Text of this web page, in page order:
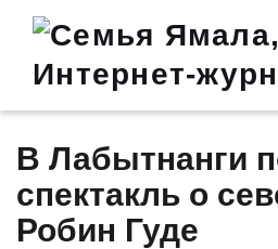
В Лабытнанги
спектакль о
Робин Гуде